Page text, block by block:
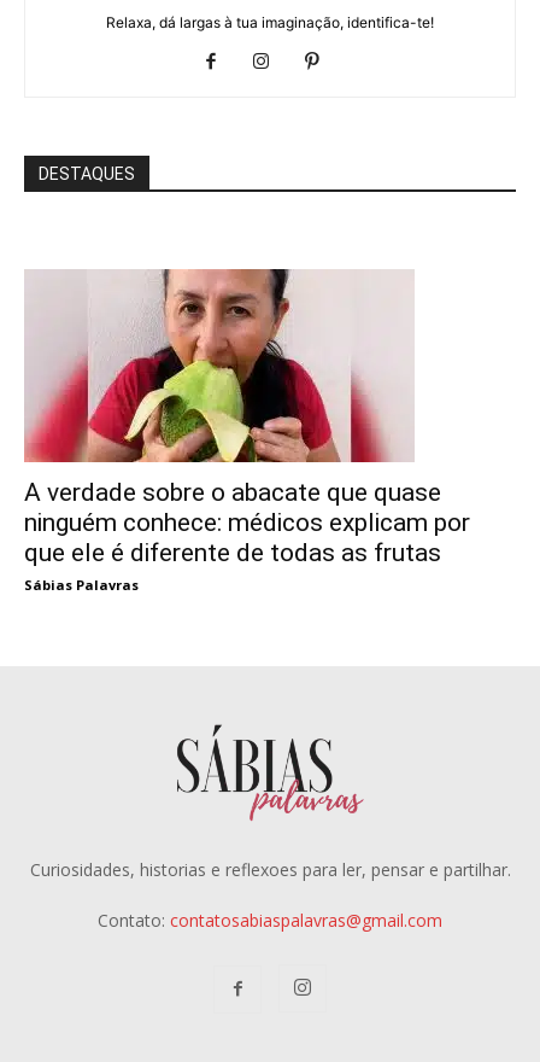
Relaxa, dá largas à tua imaginação, identifica-te!
DESTAQUES
A verdade sobre o abacate que quase
ninguém conhece: médicos explicam por
que ele é diferente de todas as frutas
Sábias Palavras
Curiosidades, historias e reflexoes para ler, pensar e partilhar.
Contato: contatosabiaspalavras@gmail.com